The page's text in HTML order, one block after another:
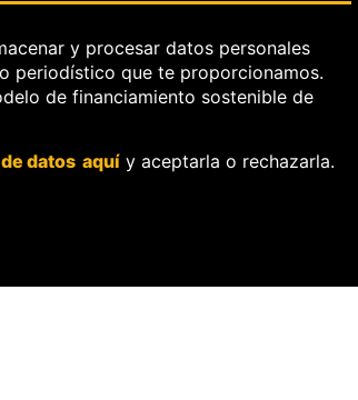
de corrección.
Sobre libertad de
información frente a
contenidos.
y procesar datos personales
periodístico que te proporcionamos.
de financiamiento sostenible de
datos aquí y aceptarla o rechazarla.